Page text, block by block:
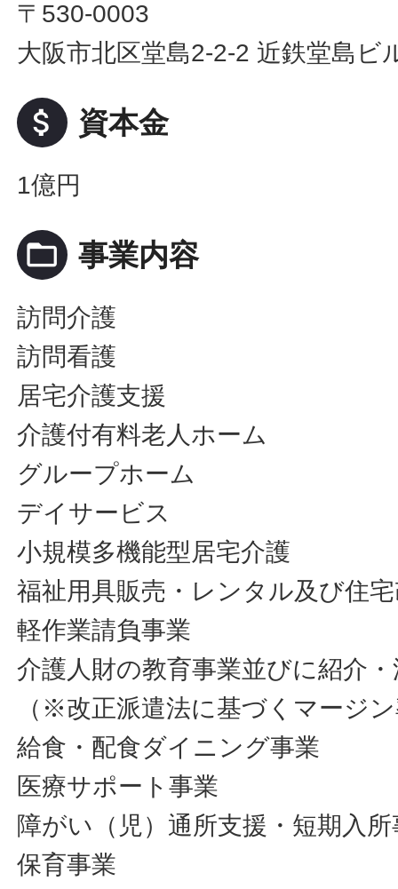
〒530-0003
大阪市北区堂島2-2-2 近鉄堂島ビ
attach_money 資本金
1億円
folder_open 事業内容
訪問介護
訪問看護
居宅介護支援
介護付有料老人ホーム
グループホーム
デイサービス
小規模多機能型居宅介護
福祉用具販売・レンタル及び住
軽作業請負事業
介護人財の教育事業並びに紹介
（※改正派遣法に基づくマージ
給食・配食ダイニング事業
医療サポート事業
障がい（児）通所支援・短期入所
保育事業